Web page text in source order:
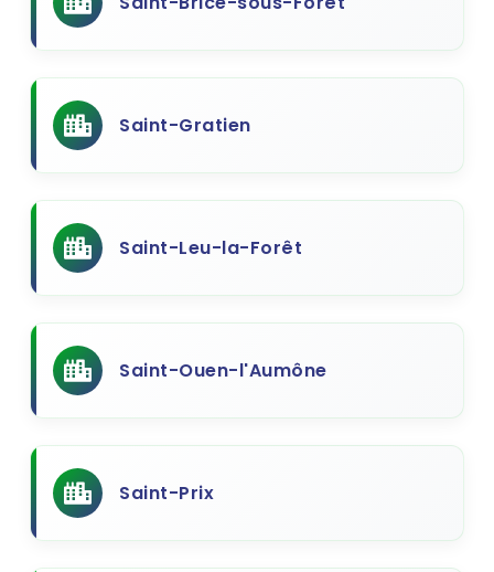
Saint-Gratien
Saint-Leu-la-Forêt
Saint-Ouen-l'Aumône
Saint-Prix